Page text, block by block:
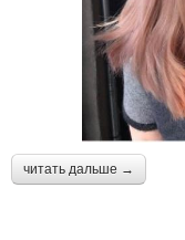
читать дальше →